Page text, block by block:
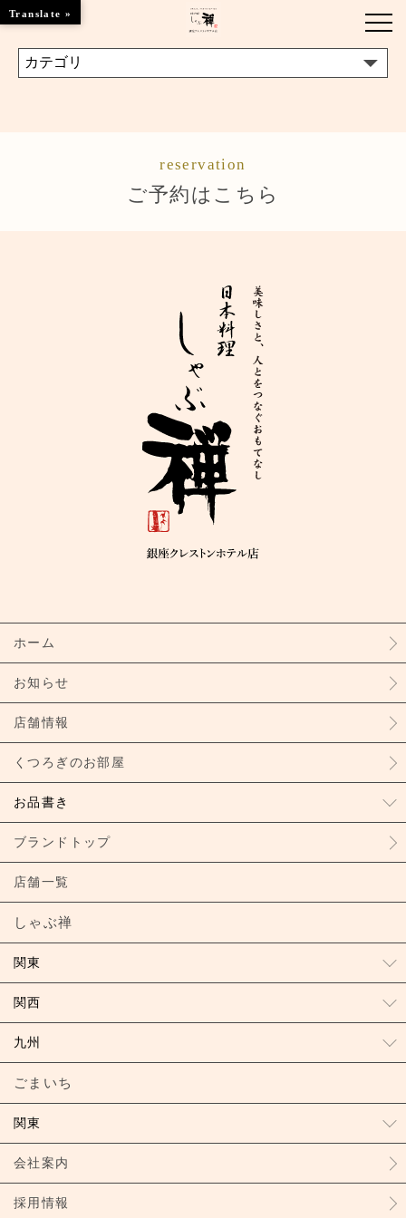
お知らせ
ご予約はこちら
reservation
ご予約はこちら
ホーム
お知らせ
店舗情報
くつろぎのお部屋
お品書き
ブランドトップ
店舗一覧
しゃぶ禅
関東
関西
九州
ごまいち
関東
会社案内
採用情報
Translate »